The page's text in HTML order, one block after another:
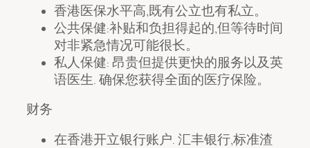
香港医保水平高,既有公立也有私立。
公共保健:补贴和负担得起的,但等待时间
对非紧急情况可能很长。
私人保健: 昂贵但提供更快的服务以及英
语医生. 确保您获得全面的医疗保险。
财务
在香港开立银行账户. 汇丰银行,标准渣